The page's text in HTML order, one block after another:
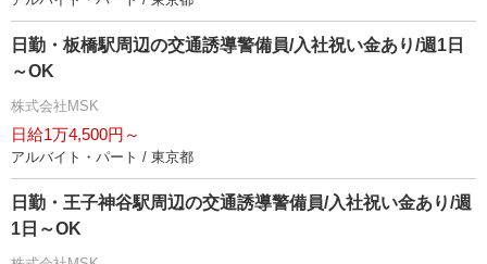
日勤・板橋駅周辺の交通誘導警備員/入社祝い金あり/週1日
～OK
株式会社MSK
日給1万4,500円～
アルバイト・パート / 東京都
日勤・王子神谷駅周辺の交通誘導警備員/入社祝い金あり/週
1日～OK